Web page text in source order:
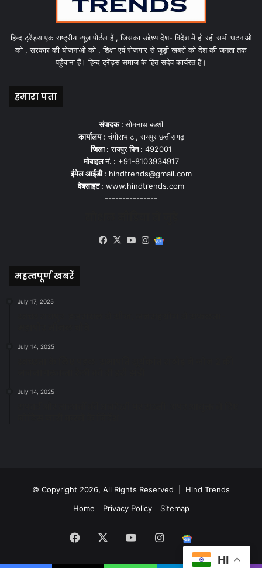
हिन्द ट्रेंड्स एक राष्ट्रीय न्यूज़ पोर्टल हैं , जिसका उद्देश्य देश- विदेश में हो रही सभी घटनाओ
को , सरकार की योजनाओ को , शिक्षा एवं रोजगार से जुड़ी खबरों को देश की जनता तक
पहुँचाना हैं। हिन्द ट्रेंड्स समाज के हित सदेव कार्यरत हैं।
हमारा पता
संपादक :सोमनाथ बक्शी
कार्यालय : चंगोराभाटा, रायपुर छत्तीसगढ़
जिला : रायपुरपिन : 492001
मोबाइल नं. : +91-8103934917
ईमेल आईडी : hindtrends@gmail.com
वेबसाइट : www.hindtrends.com
---------------
Facebook
X YouTubeInstagram
महत्वपूर्ण खबरें
July 17, 2025
July 14, 2025
July 14, 2025
© Copyright 2026, All Rights Reserved | Hind Trends
Home
Privacy Policy Sitemap
Facebook YouTubeInstagram
HI